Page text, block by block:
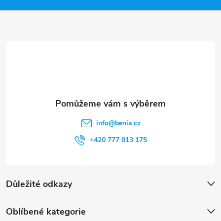
Důležité odkazy
Oblíbené kategorie
info@benia.cz
+420 777 013 175